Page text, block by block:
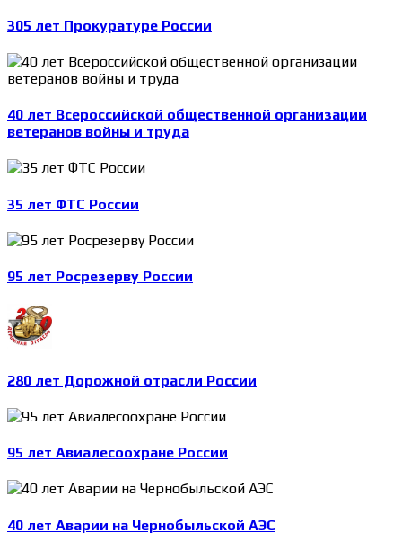
305 лет Прокуратуре России
40 лет Всероссийской общественной организации
ветеранов войны и труда
35 лет ФТС России
95 лет Росрезерву России
280 лет Дорожной отрасли России
95 лет Авиалесоохране России
40 лет Аварии на Чернобыльской АЭС